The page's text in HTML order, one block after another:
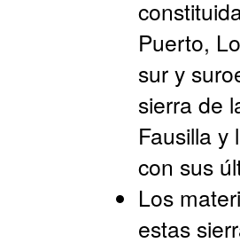
Puerto,
sur y
sierra de
Fausilla y
con sus
Los
estas